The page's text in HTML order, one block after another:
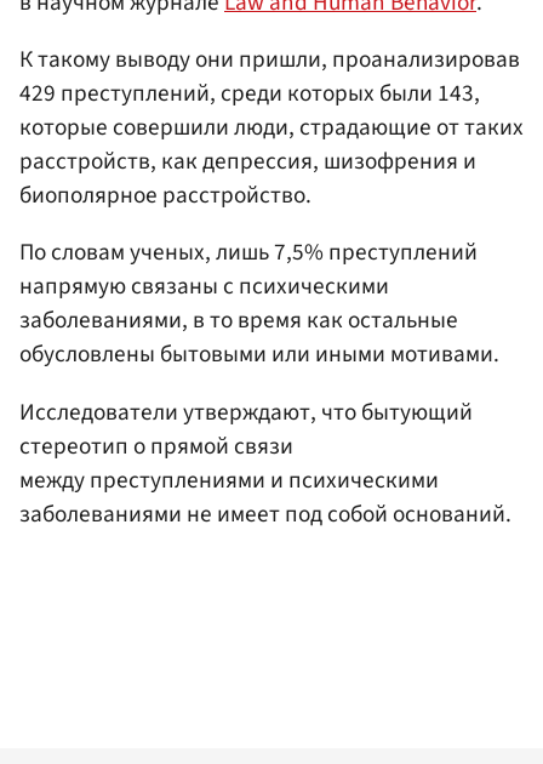
К такому выводу они пришли, проанализировав
429 преступлений, среди которых были 143,
которые совершили люди, страдающие от таких
расстройств, как депрессия, шизофрения и
биополярное расстройство.
По словам ученых, лишь 7,5% преступлений
напрямую связаны с психическими
заболеваниями, в то время как остальные
обусловлены бытовыми или иными мотивами.
Исследователи утверждают, что бытующий
стереотип о прямой связи
между преступлениями и психическими
заболеваниями не имеет под собой оснований.